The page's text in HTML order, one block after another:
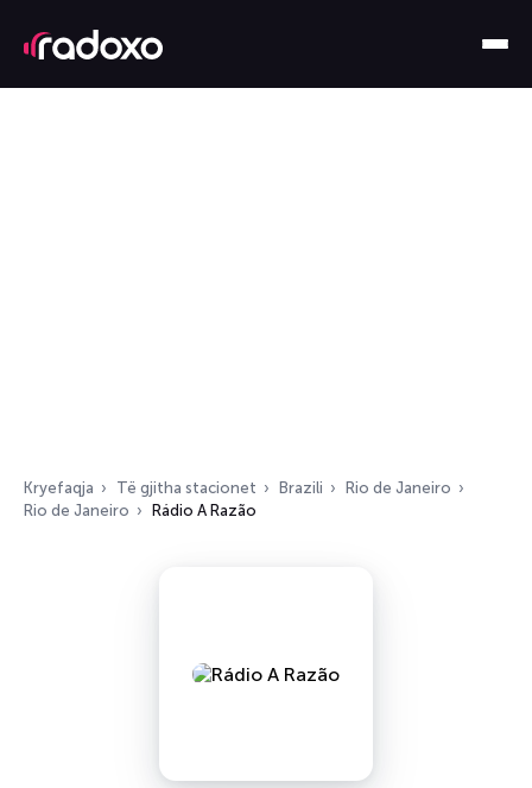
Kryefaqja Të gjitha stacionet Brazili
Rio de Janeiro
Rio de Janeiro
Rádio A Razão